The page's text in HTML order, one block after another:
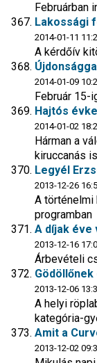
Februárban
Lakossági
2014-01-11
A kérdőív
2014-01-09
Február 15-
Hajtós
2014-01-02
Hárman a
kiruccanás
Legyél
2013-12-26
A
programban
A díjak éve
2013-12-16
Árbevételi
2013-12-06
A helyi
kategória-
Amit a
2013-12-02